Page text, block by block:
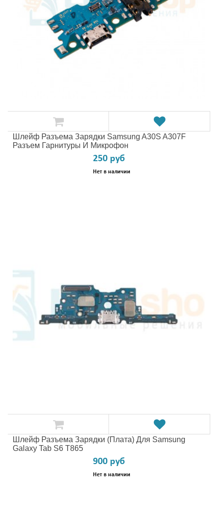
Шлейф Разъема Зарядки Samsung A30S A307F
Разъем Гарнитуры И Микрофон
250 руб
Нет в наличии
Шлейф Разъема Зарядки (плата) Для Samsung
Galaxy Tab S6 T865
900 руб
Нет в наличии